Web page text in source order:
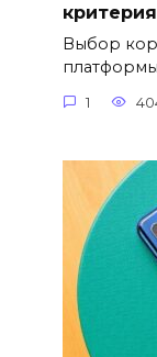
Выбор
1